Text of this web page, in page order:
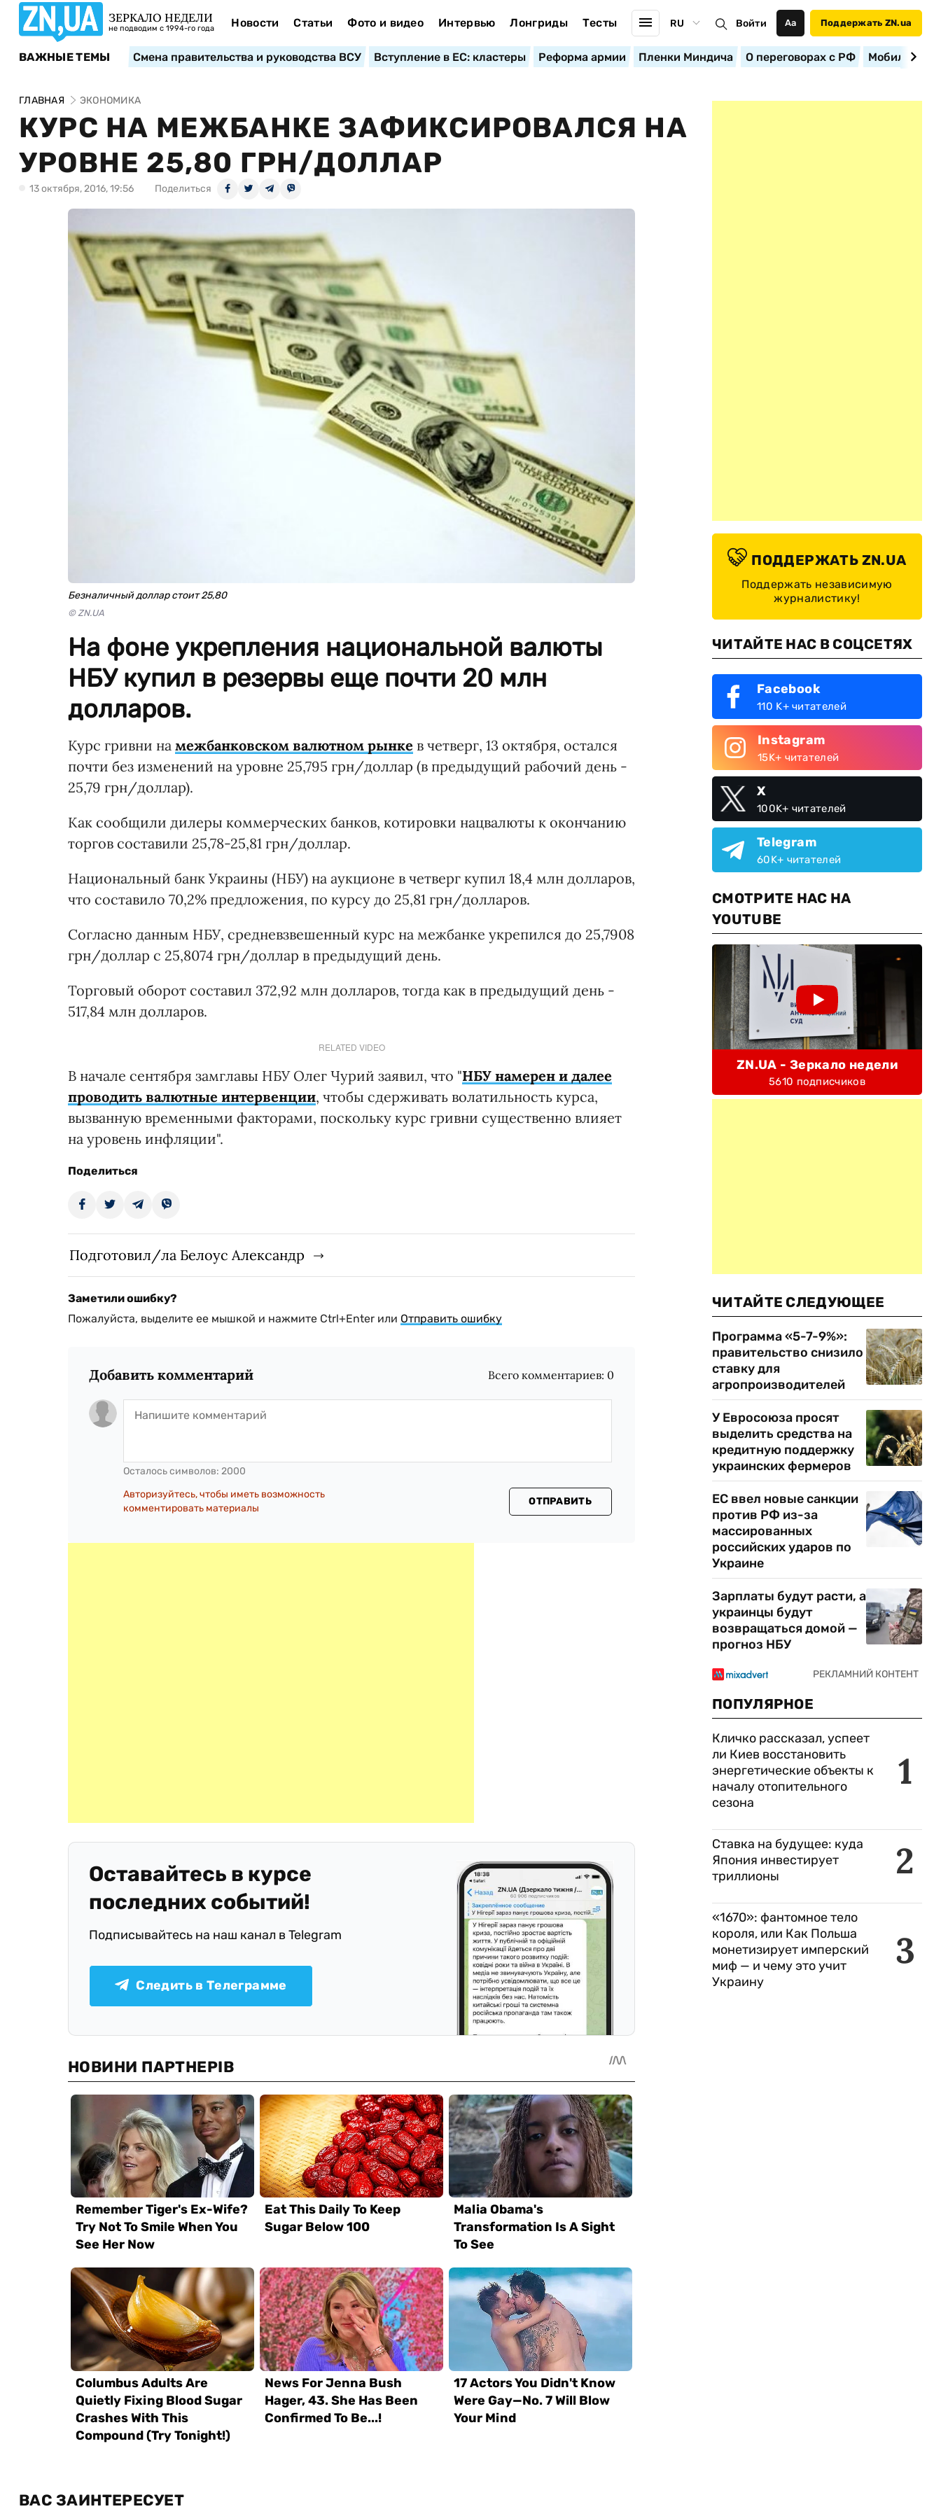
ЗЕРКАЛО НЕДЕЛИ
не подводим с 1994-го года Новости Статьи Фото и видео Интервью Лонгриды Тесты RU Войти Аа Поддержать ZN.ua
ВАЖНЫЕ ТЕМЫ Смена правительства и руководства ВСУ Вступление в ЕС: кластеры Реформа армии Пленки Миндича О переговорах с РФ
ГЛАВНАЯ ЭКОНОМИКА
КУРС НА МЕЖБАНКЕ ЗАФИКСИРОВАЛСЯ НА
УРОВНЕ 25,80 ГРН/ДОЛЛАР
13 октября, 2016, 19:56 Поделиться
Безналичный доллар стоит 25,80
© ZN.UA
На фоне укрепления национальной валюты
НБУ купил в резервы еще почти 20 млн
долларов.
Курс гривни на межбанковском валютном рынке в четверг, 13 октября, остался
почти без изменений на уровне 25,795 грн/доллар (в предыдущий рабочий день -
25,79 грн/доллар).
Как сообщили дилеры коммерческих банков, котировки нацвалюты к окончанию
торгов составили 25,78-25,81 грн/доллар.
Национальный банк Украины (НБУ) на аукционе в четверг купил 18,4 млн долларов,
что составило 70,2% предложения, по курсу до 25,81 грн/долларов.
Согласно данным НБУ, средневзвешенный курс на межбанке укрепился до 25,7908
грн/доллар с 25,8074 грн/доллар в предыдущий день.
Торговый оборот составил 372,92 млн долларов, тогда как в предыдущий день -
517,84 млн долларов.
RELATED VIDEO
В начале сентября замглавы НБУ Олег Чурий заявил, что "НБУ намерен и далее
проводить валютные интервенции, чтобы сдерживать волатильность курса,
вызванную временными факторами, поскольку курс гривни существенно влияет
на уровень инфляции".
Поделиться
Подготовил/ла Белоус Александр
Заметили ошибку?
Пожалуйста, выделите ее мышкой и нажмите Ctrl+Enter или Отправить ошибку
Добавить комментарий Всего комментариев: 0
Осталось символов: 2000
Авторизуйтесь, чтобы иметь возможность
комментировать материалы
ОТПРАВИТЬ
Оставайтесь в курсе
последних событий!
Подписывайтесь на наш канал в Telegram
Следить в Телеграмме
ПОДДЕРЖАТЬ ZN.UA
Поддержать независимую
журналистику!
ЧИТАЙТЕ НАС В СОЦСЕТЯХ
Facebook
110 K+ читателей
Instagram
15K+ читателей
X
100K+ читателей
Telegram
60K+ читателей
СМОТРИТЕ НАС НА
YOUTUBE
ZN.UA - Зеркало недели
5610 подписчиков
ЧИТАЙТЕ СЛЕДУЮЩЕЕ
Программа «5-7-9%»:
правительство снизило
ставку для
агропроизводителей
У Евросоюза просят
выделить средства на
кредитную поддержку
украинских фермеров
ЕС ввел новые санкции
против РФ из-за
массированных
российских ударов по
Украине
Зарплаты будут расти, а
украинцы будут
возвращаться домой —
прогноз НБУ
ПОПУЛЯРНОЕ
1
Кличко рассказал, успеет
ли Киев восстановить
энергетические объекты к
началу отопительного
сезона
2
Ставка на будущее: куда
Япония инвестирует
триллионы
3
«1670»: фантомное тело
короля, или Как Польша
монетизирует имперский
миф — и чему это учит
Украину
ВАС ЗАИНТЕРЕСУЕТ